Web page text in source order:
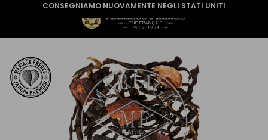
CONSEGNIAMO NUOVAMENTE NEGLI STATI UNITI